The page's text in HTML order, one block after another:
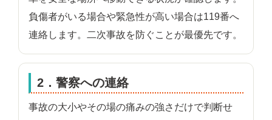
負傷者がいる場合や緊急性が高い場合は119番へ
連絡します。二次事故を防ぐことが最優先です。
2．警察への連絡
事故の大小やその場の痛みの強さだけで判断せ